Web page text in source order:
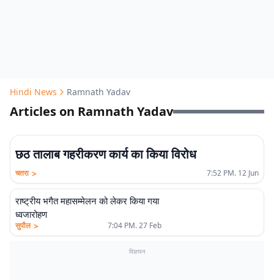
Hindi News Ramnath Yadav
Articles on Ramnath Yadav
छठ तालाब गहरीकरण कार्य का किया विरोध
चतरा > 7:52 PM. 12 Jun
राष्ट्रीय भगैत महासम्मेलन को लेकर किया गया
ध्वजारोहण
सुपौल > 7:04 PM. 27 Feb
विज्ञापन